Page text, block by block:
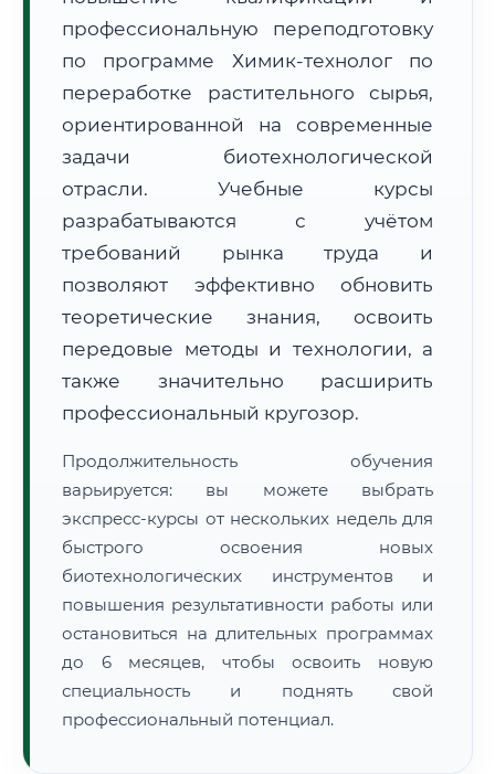
Расчет логистики оригиналов:
• Экспресс-доставка СДЭК / Почтой:4–6 рабочих дней
📜 Документы и аккредитация
🔍Нажмите на документ для увеличения и просмотра
профессиональную переподготовку
по программе Химик-технолог по
переработке растительного сырья,
ориентированной на современные
задачи биотехнологической
отрасли. Учебные курсы
разрабатываются с учётом
требований рынка труда и
позволяют эффективно обновить
теоретические знания, освоить
передовые методы и технологии, а
также значительно расширить
профессиональный кругозор.
Продолжительность обучения
варьируется: вы можете выбрать
экспресс-курсы от нескольких недель для
быстрого освоения новых
биотехнологических инструментов и
повышения результативности работы или
остановиться на длительных программах
до 6 месяцев, чтобы освоить новую
специальность и поднять свой
профессиональный потенциал.